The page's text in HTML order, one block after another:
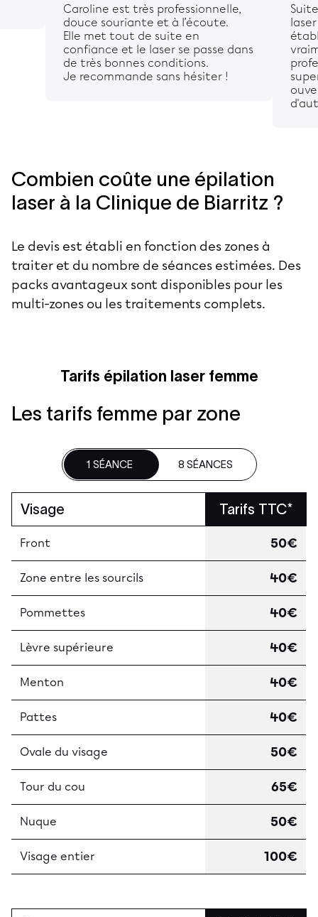
Caroline est très professionnelle,
douce souriante et à l’écoute.
Elle met tout de suite en
confiance et le laser se passe dans
de très bonnes conditions.
Je recommande sans hésiter !
Combien coûte une épilation
laser à la Clinique de Biarritz ?
Le devis est établi en fonction des zones à
traiter et du nombre de séances estimées. Des
packs avantageux sont disponibles pour les
multi-zones ou les traitements complets.
Tarifs épilation laser femme
Les tarifs femme par zone
1 SÉANCE 8 SÉANCES
Visage Tarifs TTC*
Front 50€
Zone entre les sourcils 40€
Pommettes 40€
Lèvre supérieure 40€
Menton 40€
Pattes 40€
Ovale du visage 50€
Tour du cou 65€
Nuque 50€
Visage entier 100€